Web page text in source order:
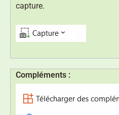
capture.
Compléments :